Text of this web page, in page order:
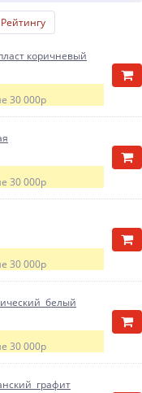
Рейтингу
коричневый
30 000р
30 000р
30 000р
белый
30 000р
графит